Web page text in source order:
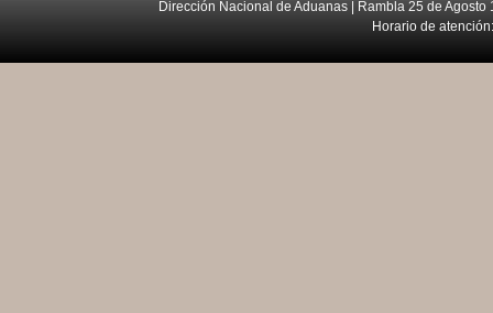
Dirección Nacional de Aduanas | Rambla 25 de
Horario de